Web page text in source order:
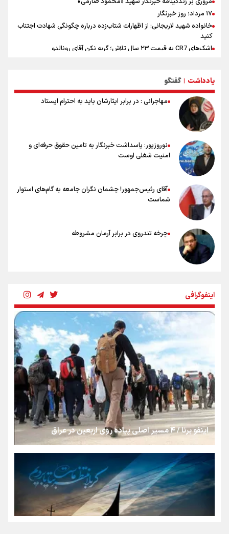
۱۷ مرداد؛ روز خبرنگار
خانواده شهید لاریجانی: از اظهارات شتاب‌زده درباره چگونگی شهادت اجتناب
کنید
اشک‌های CR7 به قیمت ۲۳ سال تلاش؛ گریه نکن آقای رونالدو
تلاش مدام برای زنده نگه داشتن هنر ایرانی
نصرتی: پاسخ بیرانوند سنخیتی با صحبت‌های علی دایی نداشت/
ملی‌پوشان نباید از خودشان تعریف کنند!
خلعتبری: جای دو سه نفر در جام جهانی خالی بود/ تیم ملی نیاز به تغییر
نسل دارد/ دوست دارم آرژانتین قهرمان شود
شاهرخی: اندازه داشته‌هایمان از بازار جام جهانی برداشت کردیم/ دودستی
سرنوشت صعود را به تیم‌های دیگر سپردیم
عالمی: جام جهانی از مرحله حذفی جان گرفت/ درباره شیوه بازی تیم ملی
نقد وجود دارد
یادداشت | گفتگو
مهاجرانی : در برابر ایثارشان باید به احترام ایستاد
نوروزپور: پاسداشت خبرنگار به تامین حقوق حرفه‌ای و
امنیت شغلی اوست
آقای رئیس‌جمهور! چشمان نگران جامعه به گام‌های استوار
شماست
چرخه تندروی در برابر آرمان مشروطه
«هورامان»؛ میراثی که جهان را شیفته کرد
شکستگیِ بزرگ؛ روایتِ یک استخوان، یک نسل، یک توهم!
رسانه ملی و حق مردم برای شنیدن صدای رئیس‌جمهوری
روایت ایران از کنار مردم
از طلوع خیابان‌ها تا غروب اشک
اینفوگرافی
اینفو برنا / ۴ مسیر اصلی پیاده روی اربعین در عراق